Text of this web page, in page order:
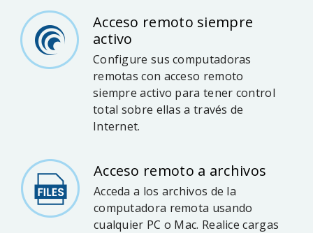
Acceso remoto siempre
activo
Configure sus computadoras
remotas con acceso remoto
siempre activo para tener control
total sobre ellas a través de
Internet.
Acceso remoto a archivos
Acceda a los archivos de la
computadora remota usando
cualquier PC o Mac. Realice cargas